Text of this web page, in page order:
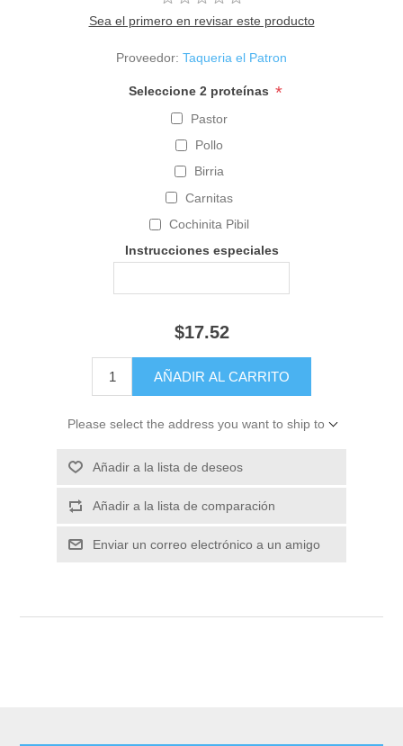
Sea el primero en revisar este producto
Proveedor: Taqueria el Patron
Seleccione 2 proteínas *
Pastor
Pollo
Birria
Carnitas
Cochinita Pibil
Instrucciones especiales
$17.52
Please select the address you want to ship to